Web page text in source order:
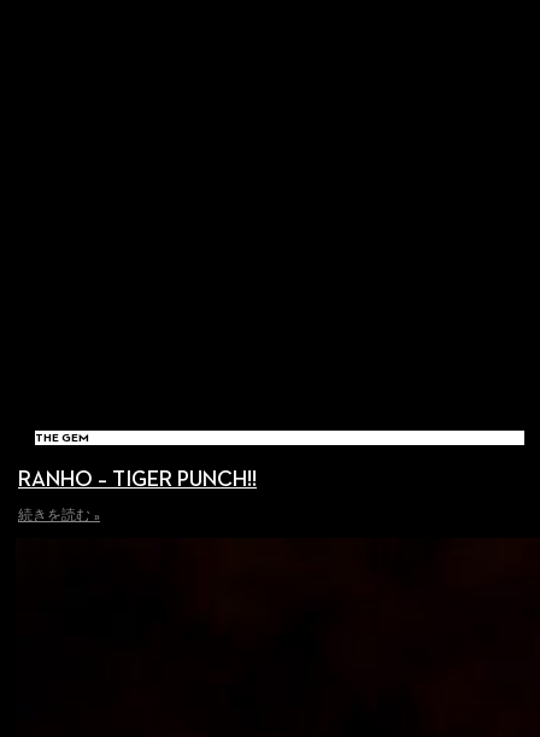
THE GEM
RANHO – TIGER PUNCH!!
続きを読む »